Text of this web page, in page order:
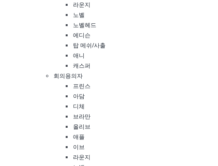
라운지
노벨
노벨헤드
에디슨
탑 메쉬/사출
애니
캐스퍼
회의용의자
프린스
아담
디체
브라만
올리브
애플
이브
라운지